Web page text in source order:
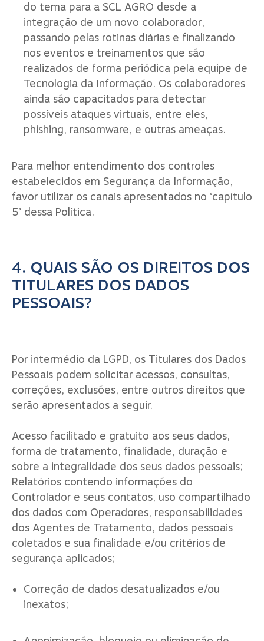
do tema para a SCL AGRO desde a
integração de um novo colaborador,
passando pelas rotinas diárias e finalizando
nos eventos e treinamentos que são
realizados de forma periódica pela equipe de
Tecnologia da Informação. Os colaboradores
ainda são capacitados para detectar
possíveis ataques virtuais, entre eles,
phishing, ransomware, e outras ameaças.
Para melhor entendimento dos controles
estabelecidos em Segurança da Informação,
favor utilizar os canais apresentados no ‘capítulo
5’ dessa Política.
4. QUAIS SÃO OS DIREITOS DOS
TITULARES DOS DADOS
PESSOAIS?
Por intermédio da LGPD, os Titulares dos Dados
Pessoais podem solicitar acessos, consultas,
correções, exclusões, entre outros direitos que
serão apresentados a seguir.
Acesso facilitado e gratuito aos seus dados,
forma de tratamento, finalidade, duração e
sobre a integralidade dos seus dados pessoais;
Relatórios contendo informações do
Controlador e seus contatos, uso compartilhado
dos dados com Operadores, responsabilidades
dos Agentes de Tratamento, dados pessoais
coletados e sua finalidade e/ou critérios de
segurança aplicados;
Correção de dados desatualizados e/ou
inexatos;